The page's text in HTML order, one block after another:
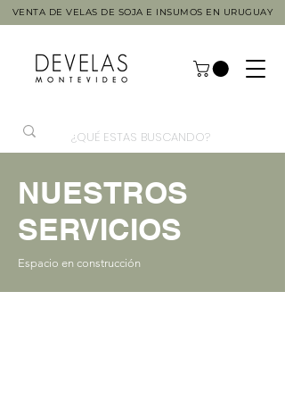
VENTA DE VELAS DE SOJA E INSUMOS EN URUGUAY
NUESTROS
SERVICIOS
Espacio en construcción